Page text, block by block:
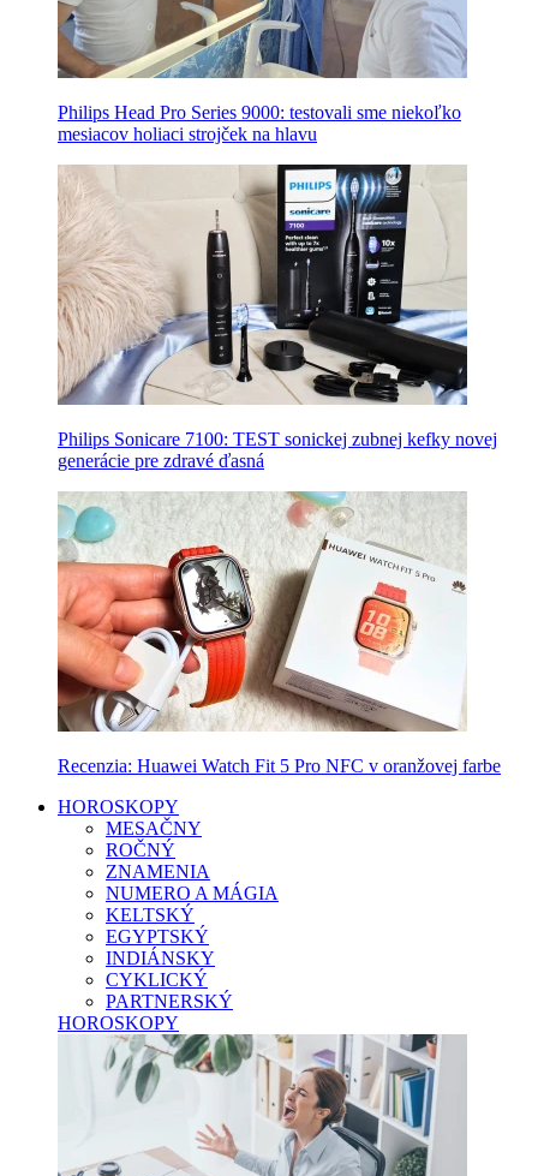
Philips Head Pro Series 9000: testovali sme niekoľko
mesiacov holiaci strojček na hlavu
Philips Sonicare 7100: TEST sonickej zubnej kefky novej
generácie pre zdravé ďasná
Recenzia: Huawei Watch Fit 5 Pro NFC v oranžovej farbe
HOROSKOPY
MESAČNY
ROČNÝ
ZNAMENIA
NUMERO A MÁGIA
KELTSKÝ
EGYPTSKÝ
INDIÁNSKY
CYKLICKÝ
PARTNERSKÝ
HOROSKOPY